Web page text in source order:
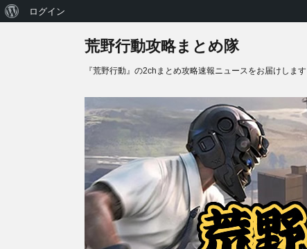
荒野行動攻略まとめ隊
『荒野行動』の2chまとめ攻略速報ニュースをお届けします
WordPress
ログイン